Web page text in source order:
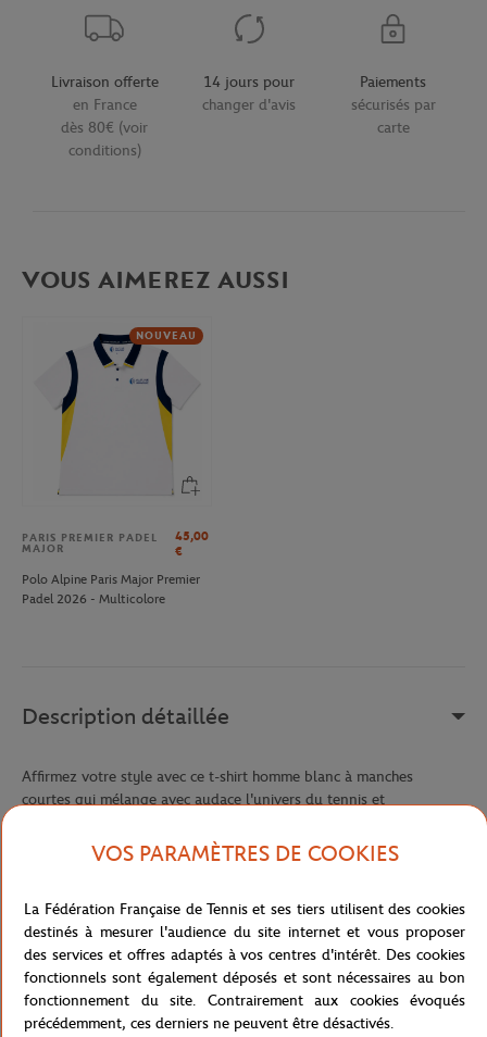
Livraison offerte
en France
dès 80€ (voir
conditions)
14 jours pour
changer d'avis
Paiements
sécurisés par
carte
VOUS AIMEREZ AUSSI
NOUVEAU
PARIS PREMIER PADEL
MAJOR
45,00
€
Polo Alpine Paris Major Premier
Padel 2026 - Multicolore
Description détaillée
Affirmez votre style avec ce t-shirt homme blanc à manches
courtes qui mélange avec audace l'univers du tennis et
reprend les éléments iconiques de Roland Garros dans un design
On y retrouve une raquette de tennis dynamique au premier plan,
sublimée par un dégradé de couleurs pop. En arrière-plan se
dessinent les lignes d'un court ainsi que la silhouette
reconnaissable de la Tour Eiffel, symbole de Paris et du tournoi.
Ce modèle à la coupe moderne vous assure un confort optimal
grâce à son col rond et sa matière en coton respirant. Osez ce t-
VOS PARAMÈTRES DE COOKIES
La Fédération Française de Tennis et ses tiers utilisent des cookies
destinés à mesurer l'audience du site internet et vous proposer
des services et offres adaptés à vos centres d'intérêt. Des cookies
fonctionnels sont également déposés et sont nécessaires au bon
fonctionnement du site. Contrairement aux cookies évoqués
précédemment, ces derniers ne peuvent être désactivés.